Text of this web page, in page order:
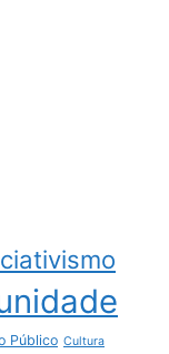
Público Cultura